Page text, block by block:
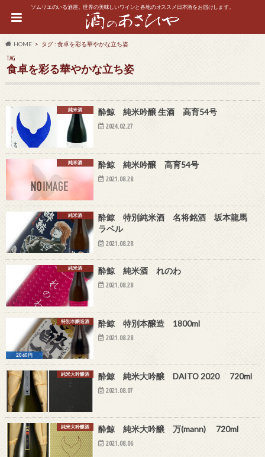
ソムリエのいる酒屋。世界の美味しいワインと各地のオススメ日本酒をお届けします。
HOME タグ : 食卓を彩る華やかな立ち姿
TAG
食卓を彩る華やかな立ち姿
純米酒 酔鯨 純米吟醸 生酒 高育54号
2024.02.27
純米酒 酔鯨 純米吟醸 高育54号
2021.08.28
純米酒
酔鯨 特別純米酒 名将銘酒 坂本龍馬
ラベル
2021.08.28
純米酒 酔鯨 純米酒 れのわ
2021.08.28
特別本醸造酒
2060円
酔鯨 特別本醸造 1800ml
2021.08.28
純米大吟醸酒 酔鯨 純米大吟醸 DAITO 2020 720ml
2021.08.07
純米大吟醸酒 酔鯨 純米大吟醸 万(mann) 720ml
2021.08.06